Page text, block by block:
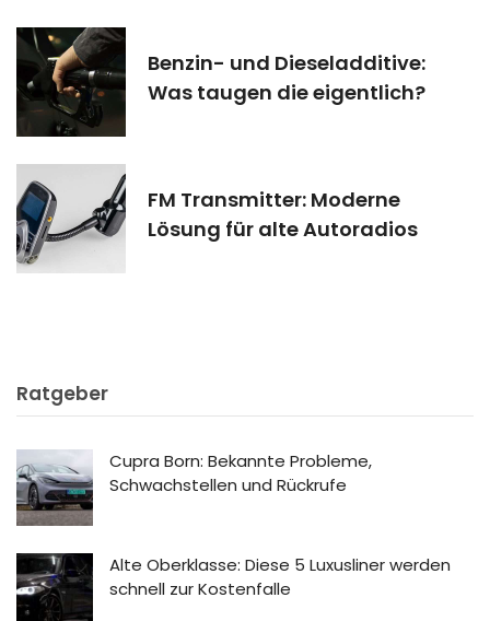
Benzin- und Dieseladditive:
Was taugen die eigentlich?
FM Transmitter: Moderne
Lösung für alte Autoradios
Ratgeber
Cupra Born: Bekannte Probleme,
Schwachstellen und Rückrufe
Alte Oberklasse: Diese 5 Luxusliner werden
schnell zur Kostenfalle